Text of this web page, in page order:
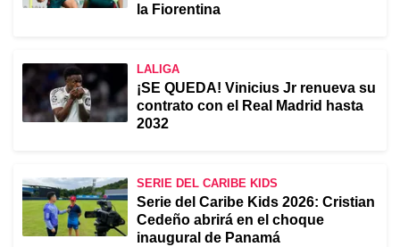
la Fiorentina
LALIGA
¡SE QUEDA! Vinicius Jr renueva su
contrato con el Real Madrid hasta
2032
SERIE DEL CARIBE KIDS
Serie del Caribe Kids 2026: Cristian
Cedeño abrirá en el choque
inaugural de Panamá